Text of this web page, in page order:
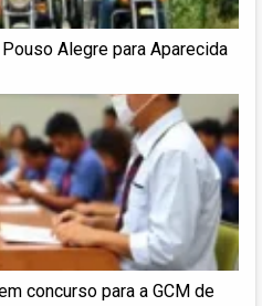
Alegre para Aparecida
concurso para a GCM de